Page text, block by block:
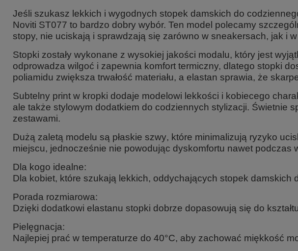
Jeśli szukasz lekkich i wygodnych stopek damskich do
Noviti ST077 to bardzo dobry wybór. Ten model polecamy
stopy, nie uciskają i sprawdzają się zarówno w sneakersach, jak i
Stopki zostały wykonane z wysokiej jakości modalu, który jest
odprowadza wilgoć i zapewnia komfort termiczny, dlatego stopki
poliamidu zwiększa trwałość materiału, a elastan sprawia, że
Subtelny print w kropki dodaje modelowi lekkości i kobiecego
ale także stylowym dodatkiem do codziennych stylizacji. Świetnie
zestawami.
Dużą zaletą modelu są płaskie szwy, które minimalizują ryzyko
miejscu, jednocześnie nie powodując dyskomfortu nawet podczas
Dla kogo idealne:
Dla kobiet, które szukają lekkich, oddychających stopek
Porada rozmiarowa:
Dzięki dodatkowi elastanu stopki dobrze dopasowują się do
Pielęgnacja:
Najlepiej prać w temperaturze do 40°C, aby zachować miękkość